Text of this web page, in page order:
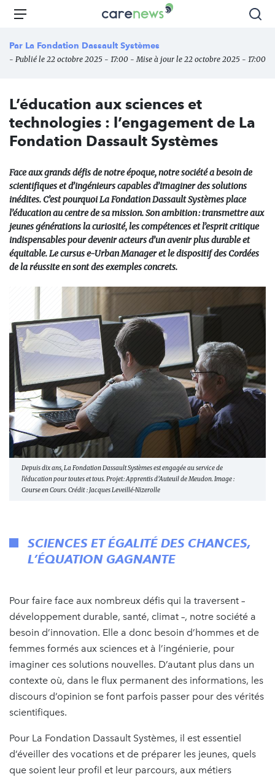
Aller
principal
Carenews,
média
des
l'engagement
Menu
Par La Fondation Dassault Systèmes
- Publié le 22 octobre 2025 - 17:00 - Mise à jour le 22 octobre 2025 - 17:00
L’éducation aux sciences et
technologies : l’engagement de La
Fondation Dassault Systèmes
Face aux grands défis de notre époque, notre société a besoin de
scientifiques et d’ingénieurs capables d’imaginer des solutions
inédites. C’est pourquoi La Fondation Dassault Systèmes place
l’éducation au centre de sa mission. Son ambition : transmettre aux
jeunes générations la curiosité, les compétences et l’esprit critique
indispensables pour devenir acteurs d’un avenir plus durable et
équitable. Le cursus e-Urban Manager et le dispositif des Cordées
de la réussite en sont des exemples concrets.
Depuis dix ans, La Fondation Dassault Systèmes est engagée au service de
l’éducation pour toutes et tous. Projet : Apprentis d’Auteuil de Meudon. Image :
Course en Cours. Crédit : Jacques Leveillé-Nizerolle
SCIENCES ET ÉGALITÉ DES CHANCES,
L’ÉQUATION GAGNANTE
Pour faire face aux nombreux défis qui la traversent –
développement durable, santé, climat –, notre société a
besoin d’innovation. Elle a donc besoin d’hommes et de
femmes formés aux sciences et à l’ingénierie, pour
imaginer ces solutions nouvelles. D’autant plus dans un
contexte où, dans le flux permanent des informations, les
discours d’opinion se font parfois passer pour des vérités
scientifiques.
Pour La Fondation Dassault Systèmes, il est essentiel
d’éveiller des vocations et de préparer les jeunes, quels
que soient leur profil et leur parcours, aux métiers